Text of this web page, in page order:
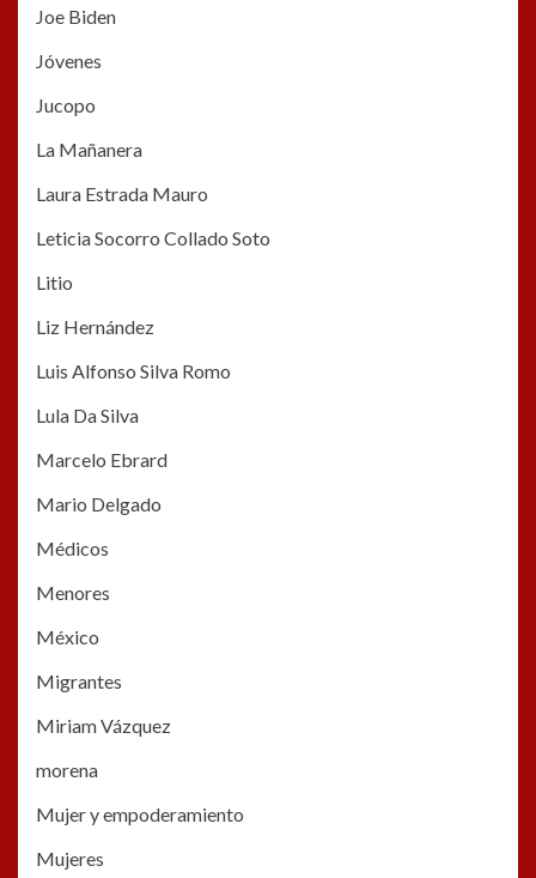
Joe Biden
Jóvenes
Jucopo
La Mañanera
Laura Estrada Mauro
Leticia Socorro Collado Soto
Litio
Liz Hernández
Luis Alfonso Silva Romo
Lula Da Silva
Marcelo Ebrard
Mario Delgado
Médicos
Menores
México
Migrantes
Miriam Vázquez
morena
Mujer y empoderamiento
Mujeres